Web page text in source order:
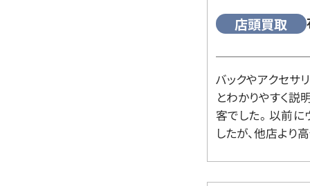
店頭買取
バックやアクセサ
とわかりやすく説
客でした。 以前
したが、他店より